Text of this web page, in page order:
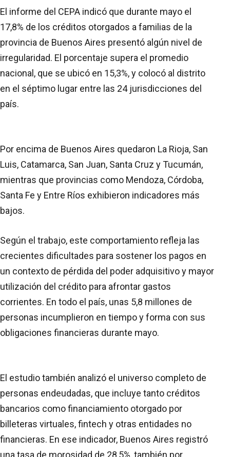
El informe del CEPA indicó que durante mayo el
17,8% de los créditos otorgados a familias de la
provincia de Buenos Aires presentó algún nivel de
irregularidad. El porcentaje supera el promedio
nacional, que se ubicó en 15,3%, y colocó al distrito
en el séptimo lugar entre las 24 jurisdicciones del
país.
Por encima de Buenos Aires quedaron La Rioja, San
Luis, Catamarca, San Juan, Santa Cruz y Tucumán,
mientras que provincias como Mendoza, Córdoba,
Santa Fe y Entre Ríos exhibieron indicadores más
bajos.
Según el trabajo, este comportamiento refleja las
crecientes dificultades para sostener los pagos en
un contexto de pérdida del poder adquisitivo y mayor
utilización del crédito para afrontar gastos
corrientes. En todo el país, unas 5,8 millones de
personas incumplieron en tiempo y forma con sus
obligaciones financieras durante mayo.
El estudio también analizó el universo completo de
personas endeudadas, que incluye tanto créditos
bancarios como financiamiento otorgado por
billeteras virtuales, fintech y otras entidades no
financieras. En ese indicador, Buenos Aires registró
una tasa de morosidad de 28,5%, también por